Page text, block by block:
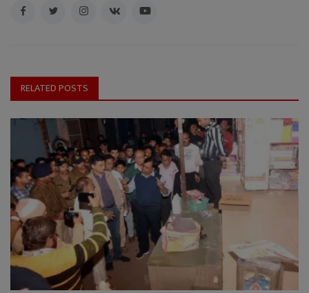
RELATED POSTS